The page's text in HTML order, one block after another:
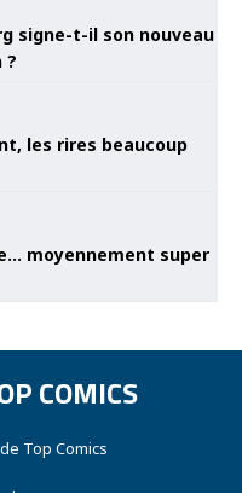
signe-t-il son nouveau
?
les rires beaucoup
moyennement super
COMICS
Top Comics